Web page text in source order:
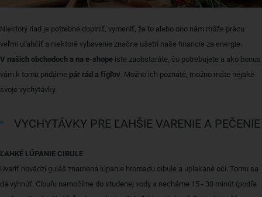
Niektorý riad je potrebné doplniť, vymeniť, že to alebo ono nám môže prácu
veľmi uľahčiť a niektoré vybavenie značne ušetrí naše financie za energie.
V našich obchodoch a na e-shope iste zaobstaráte, čo potrebujete a ako bonus
vám k tomu pridáme pár rád a fígľov. Možno ich poznáte, možno máte nejaké
svoje vychytávky.
VYCHYTÁVKY PRE ĽAHŠIE VARENIE A PEČENIE
ĽAHKÉ LÚPANIE CIBULE
Uvariť hovädzí guláš znamená lúpanie hromadu cibule a uplakané oči. Tomu sa
dá vyhnúť. Cibuľu namočíme do studenej vody a necháme 15 - 30 minút (podľa